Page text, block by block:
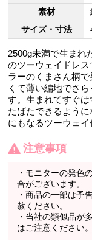
素材
サイズ・寸法
2500g未満で生まれ
のツーウェイドレ
ラーのくまさん柄
くて薄い編地でさ
す。生まれてすぐ
たばたできるよう
にもなるツーウェイ
注意事項
・モニターの発色
合がございます。
・商品の一部は予
赦ください。
・当社の類似品が
はご注意ください。